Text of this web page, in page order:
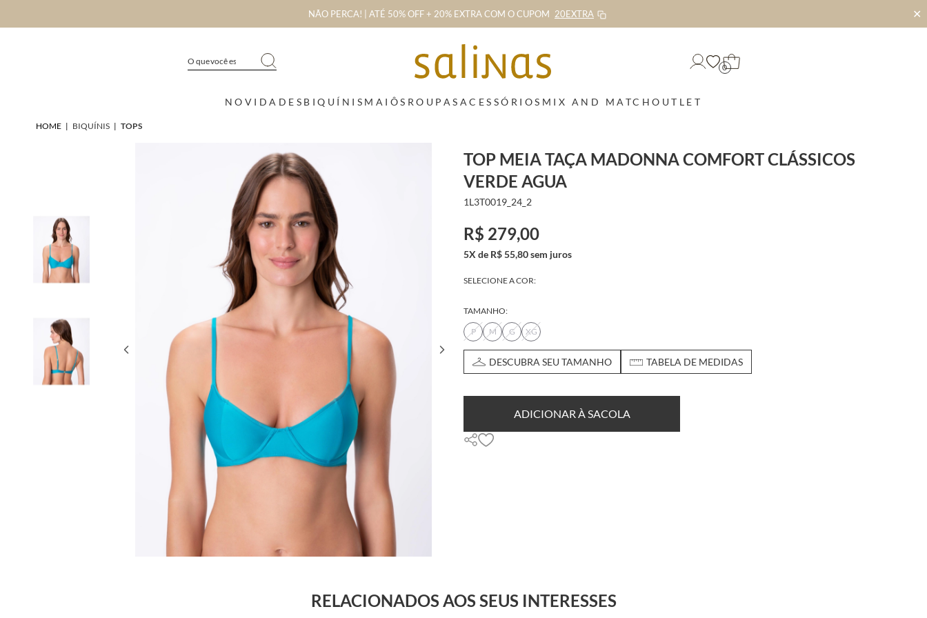
NÃO PERCA! | ATÉ 50% OFF + 20% EXTRA COM O CUPOM 20EXTRA ✕
0
NOVIDADES BIQUÍNIS MAIÔS ROUPAS ACESSÓRIOS MIX AND MATCHOUTLET
HOME | BIQUÍNIS | TOPS
TOP MEIA TAÇA MADONNA COMFORT CLÁSSICOS
VERDE AGUA
1L3T0019_24_2
R$ 279,00
5X de R$ 55,80 sem juros
SELECIONE A COR:
TAMANHO:
P
M G XG
DESCUBRA SEU TAMANHO TABELA DE MEDIDAS
ADICIONAR À SACOLA
RELACIONADOS AOS SEUS INTERESSES